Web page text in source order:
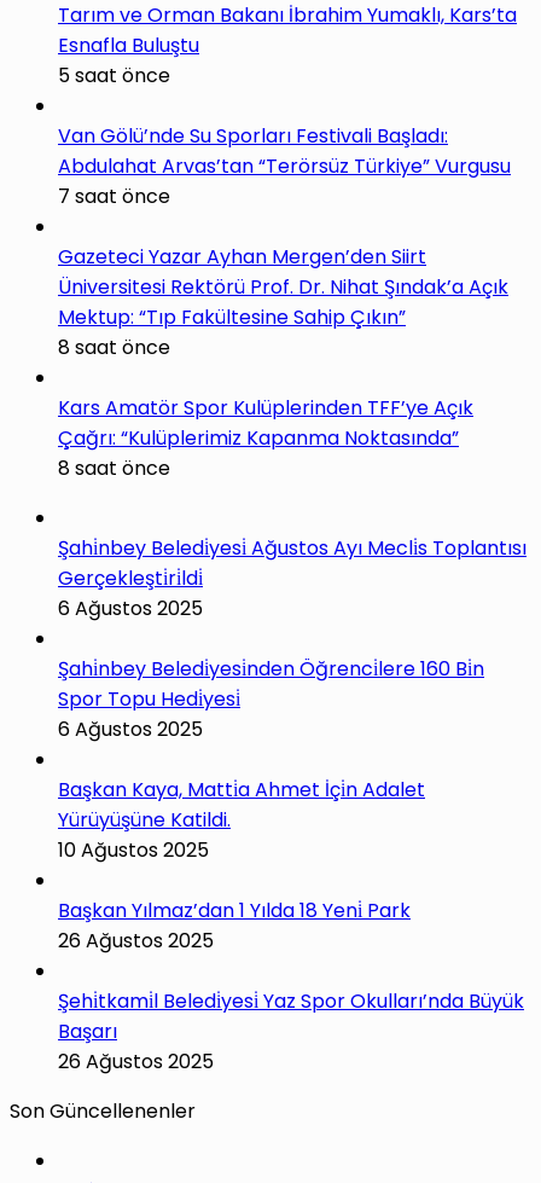
Tarım ve Orman Bakanı İbrahim Yumaklı, Kars’ta
Esnafla Buluştu
5 saat önce
Van Gölü’nde Su Sporları Festivali Başladı:
Abdulahat Arvas’tan “Terörsüz Türkiye” Vurgusu
7 saat önce
Gazeteci Yazar Ayhan Mergen’den Siirt
Üniversitesi Rektörü Prof. Dr. Nihat Şındak’a Açık
Mektup: “Tıp Fakültesine Sahip Çıkın”
8 saat önce
Kars Amatör Spor Kulüplerinden TFF’ye Açık
Çağrı: “Kulüplerimiz Kapanma Noktasında”
8 saat önce
Şahi̇nbey Beledi̇yesi̇ Ağustos Ayı Mecli̇s Toplantısı
Gerçekleşti̇ri̇ldi̇
6 Ağustos 2025
Şahi̇nbey Beledi̇yesi̇nden Öğrenci̇lere 160 Bi̇n
Spor Topu Hedi̇yesi̇
6 Ağustos 2025
Başkan Kaya, Matti̇a Ahmet İçi̇n Adalet
Yürüyüşüne Katildi.
10 Ağustos 2025
Başkan Yılmaz’dan 1 Yılda 18 Yeni̇ Park
26 Ağustos 2025
Şehi̇tkami̇l Beledi̇yesi̇ Yaz Spor Okulları’nda Büyük
Başarı
26 Ağustos 2025
Son Güncellenenler